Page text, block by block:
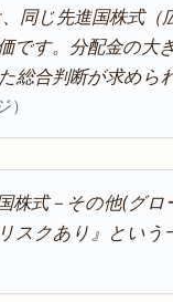
同じ先進国株式（
です。分配金の
総合判断が求めら
株式－その他(グ
スクあり』という